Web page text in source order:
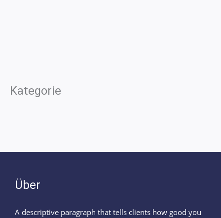
Kategorie
Über
A descriptive paragraph that tells clients how good you